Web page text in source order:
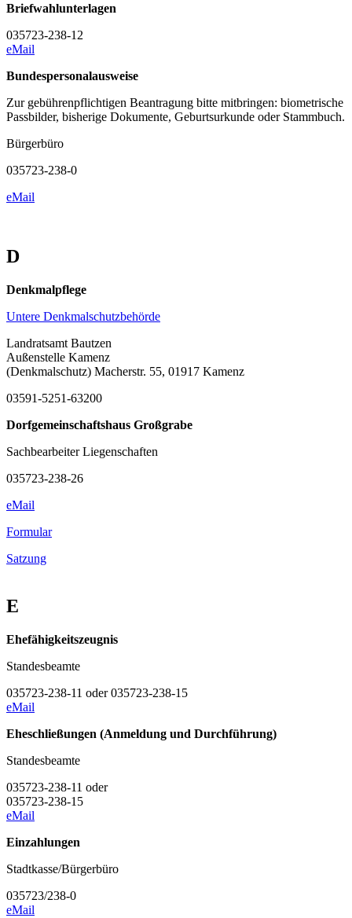
Briefwahlunterlagen
035723-238-12
eMail
Bundespersonalausweise
Zur gebührenpflichtigen Beantragung bitte mitbringen: biometrische
Passbilder, bisherige Dokumente, Geburtsurkunde oder Stammbuch.
Bürgerbüro
035723-238-0
eMail
D
Denkmalpflege
Untere Denkmalschutzbehörde
Landratsamt Bautzen
Außenstelle Kamenz
(Denkmalschutz) Macherstr. 55, 01917 Kamenz
03591-5251-63200
Dorfgemeinschaftshaus Großgrabe
Sachbearbeiter Liegenschaften
035723-238-26
eMail
Formular
Satzung
E
Ehefähigkeitszeugnis
Standesbeamte
035723-238-11 oder 035723-238-15
eMail
Eheschließungen (Anmeldung und Durchführung)
Standesbeamte
035723-238-11 oder
035723-238-15
eMail
Einzahlungen
Stadtkasse/Bürgerbüro
035723/238-0
eMail